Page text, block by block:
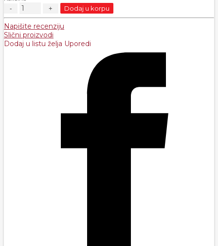
Dodaj u korpu
Napišite recenziju
Slični proizvodi
Dodaj u listu želja Uporedi